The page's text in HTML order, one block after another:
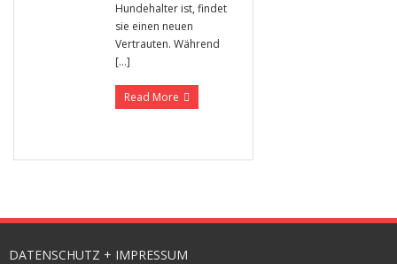
Hundehalter ist, findet
sie einen neuen
Vertrauten. Während
[…]
Read More
DATENSCHUTZ + IMPRESSUM